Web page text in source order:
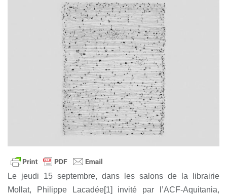
Le jeudi 15 septembre, dans les salons de la librairie
Mollat, Philippe Lacadée[1] invité par l’ACF-Aquitania,